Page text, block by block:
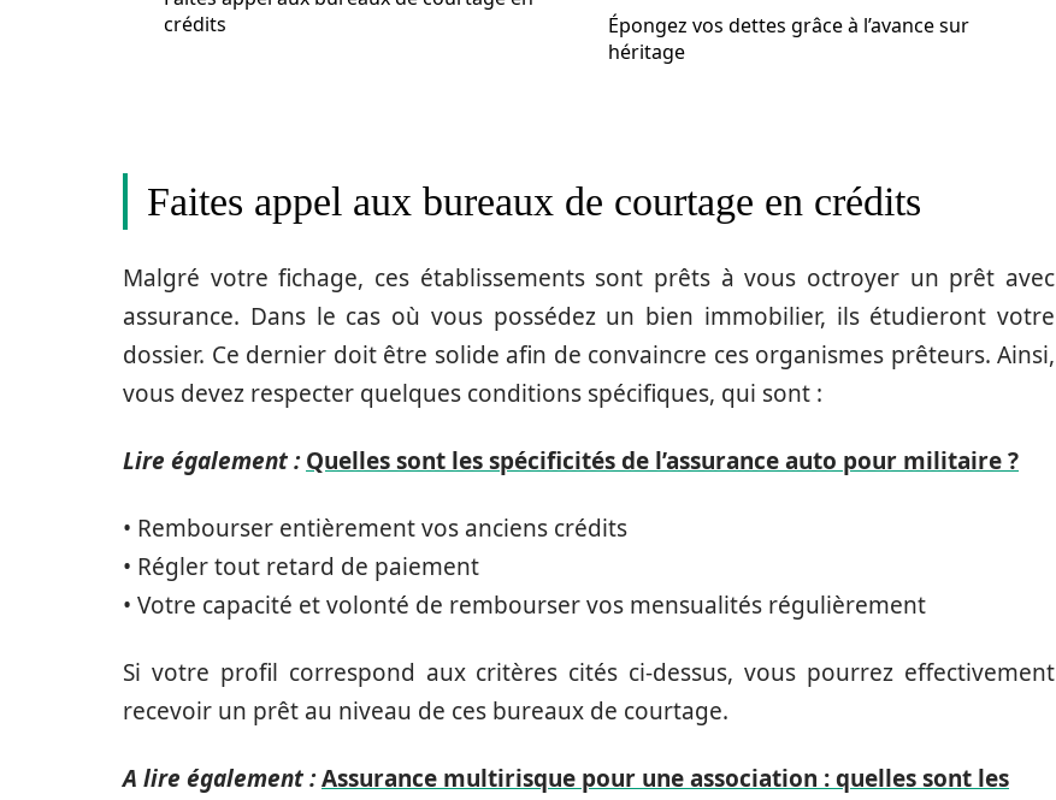
crédits
Épongez vos dettes grâce à l’avance sur
héritage
Faites appel aux bureaux de courtage en crédits
Malgré votre fichage, ces établissements sont prêts à vous octroyer un prêt avec
assurance. Dans le cas où vous possédez un bien immobilier, ils étudieront votre
dossier. Ce dernier doit être solide afin de convaincre ces organismes prêteurs. Ainsi,
vous devez respecter quelques conditions spécifiques, qui sont :
Lire également : Quelles sont les spécificités de l’assurance auto pour militaire ?
• Rembourser entièrement vos anciens crédits
• Régler tout retard de paiement
• Votre capacité et volonté de rembourser vos mensualités régulièrement
Si votre profil correspond aux critères cités ci-dessus, vous pourrez effectivement
recevoir un prêt au niveau de ces bureaux de courtage.
A lire également :Assurance multirisque pour une association : quelles sont les